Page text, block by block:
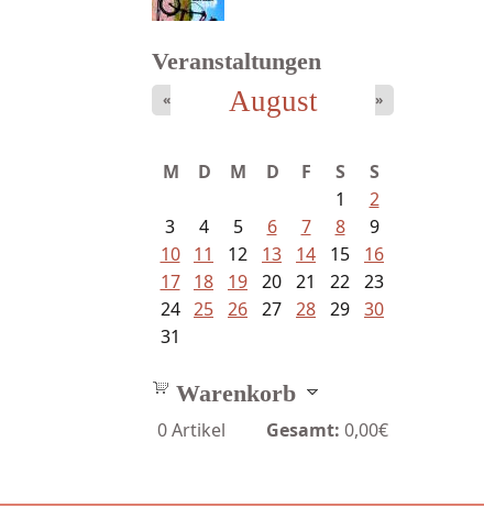
Veranstaltungen
August
« »
M D M D F S
S
1
2
3
4 5 6 7 8
9
10
11 12 13 14 15
16
17
18 19 20 21 22 23
24 25 26 27 28 29 30
31
Warenkorb
0Artikel Gesamt: 0,00€